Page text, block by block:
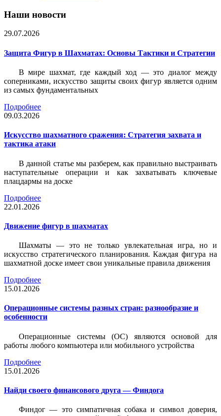
Наши новости
29.07.2026
Защита Фигур в Шахматах: Основы Тактики и Стратегии
В мире шахмат, где каждый ход — это диалог между
соперниками, искусство защиты своих фигур является одним
из самых фундаментальных
Подробнее
09.03.2026
Искусство шахматного сражения: Стратегия захвата и
тактика атаки
В данной статье мы разберем, как правильно выстраивать
наступательные операции и как захватывать ключевые
плацдармы на доске
Подробнее
22.01.2026
Движение фигур в шахматах
Шахматы — это не только увлекательная игра, но и
искусство стратегического планирования. Каждая фигура на
шахматной доске имеет свои уникальные правила движения
Подробнее
15.01.2026
Операционные системы разных стран: разнообразие и
особенности
Операционные системы (ОС) являются основой для
работы любого компьютера или мобильного устройства
Подробнее
15.01.2026
Найди своего финансового друга — Финдога
Финдог — это симпатичная собака и символ доверия,